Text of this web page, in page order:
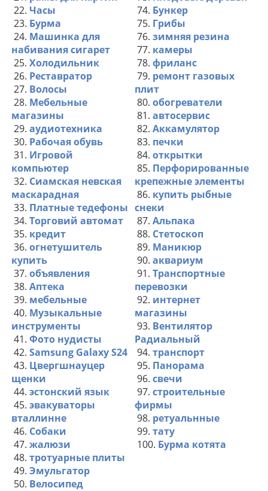
22. Часы
23. Бурма
24. Машинка для
набивания сигарет
25. Холодильник
26. Реставратор
27. Волосы
28. Мебельные
магазины
29. аудиотехника
30. Рабочая обувь
31. Игровой
компьютер
32. Сиамская невская
маскарадная
33. Платные тедефоны
34. Торговий автомат
35. кредит
36. огнетушитель
купить
37. объявления
38. Аптека
39. мебельные
40. Музыкальные
инструменты
41. Фото нудисты
42. Samsung Galaxy S24
43. Цвергшнауцер
щенки
44. эстонский язык
45. эвакуваторы
вталлинне
46. Собаки
47. жалюзи
48. тротуарные плиты
49. Эмульгатор
50. Велосипед
74. Бункер
75. Грибы
76. зимняя резина
77. камеры
78. фриланс
79. ремонт газовых
плит
80. обогреватели
81. автосервис
82. Аккамулятор
83. печки
84. открытки
85. Перфорированные
крепежные элементы
86. купить рыбные
снеки
87. Альпака
88. Стетоскоп
89. Маникюр
90. аквариум
91. Транспортные
перевозки
92. интернет
магазины
93. Вентилятор
Радиальный
94. транспорт
95. Панорама
96. свечи
97. строительные
фирмы
98. ретуальнные
99. тату
100. Бурма котята